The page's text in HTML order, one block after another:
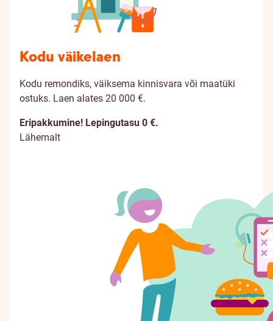
Kodu väikelaen
Kodu remondiks, väiksema kinnisvara või maatüki
ostuks. Laen alates 20 000 €.
Eripakkumine! Lepingutasu 0 €.
Lähemalt